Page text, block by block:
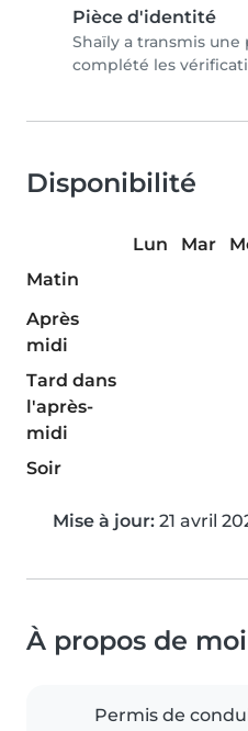
Pièce d'identité
Shaïly a transmis
complété les
Disponibilité
Lun Mar
Matin
Après
midi
Tard dans
l'après-
midi
Soir
Mise à jour: 21 avril
À propos de moi
Permis de